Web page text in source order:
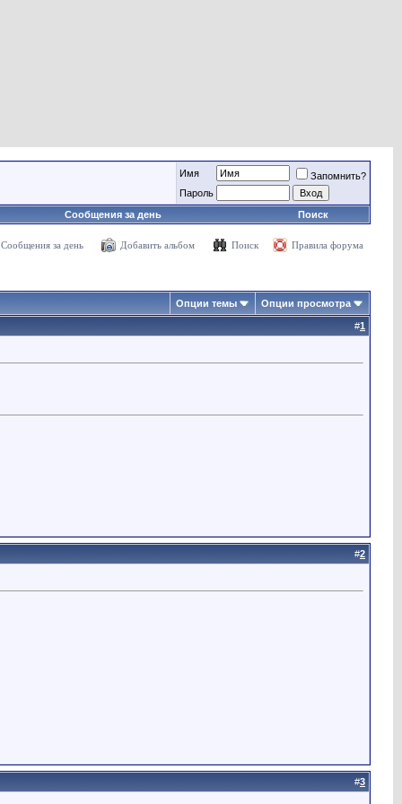
Имя
Запомнить?
Пароль
Сообщения за день
Поиск
Сообщения за день Добавить альбом Поиск Правила форума
Опции темы Опции просмотра
#1
#2
#3